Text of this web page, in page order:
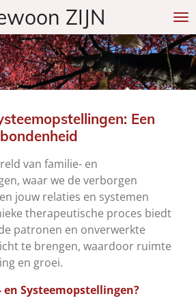
ZIJN
Een
van familie- en
waar we de verborgen
jouw relaties en systemen
therapeutische proces biedt
patronen en onverwerkte
te brengen, waardoor ruimte
en groei.
Systeemopstellingen?